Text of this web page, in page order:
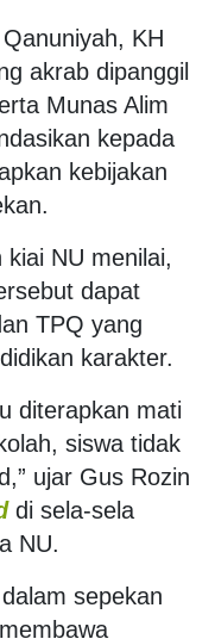
KH
akrab dipanggil
Munas Alim
kepada
kebijakan
NU menilai,
dapat
TPQ yang
karakter.
diterapkan mati
siswa tidak
ujar Gus Rozin
di sela-sela
NU.
sepekan